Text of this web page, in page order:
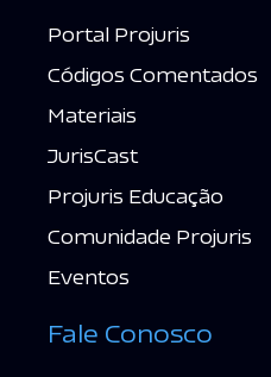
Portal Projuris
Códigos Comentados
Materiais
JurisCast
Projuris Educação
Comunidade Projuris
Eventos
Fale Conosco